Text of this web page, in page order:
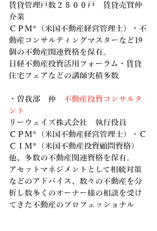
賃貸管理戸数２８００戸　賃貸売買仲
介業
ＣＰＭ®（米国不動産経営管理士）・不
動産コンサルティングマスターなど19
個の不動産関連資格を保有。
日経不動産投資活用フォーラム・賃貸
住宅フェアなどの講師実積多数
・曽我部　伸 不動産投資コンサルタ
ント
リーウェイズ株式会社　執行役員
ＣＰＭ®（米国不動産経営管理士）・Ｃ
ＣＩＭ®（米国不動産投資顧問資格）
他、多数の不動産関連資格を保有。
アセットマネジメントとして相続対策
などのアドバイス、数々の不動産を分
析し数多くのオーナー様の相談を受け
てきた不動産のプロフェッショナル